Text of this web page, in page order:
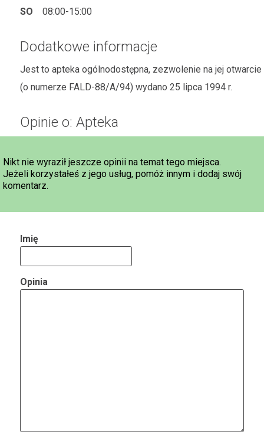
SO
08:00-15:00
Dodatkowe informacje
Jest to apteka ogólnodostępna, zezwolenie na jej otwarcie
(o numerze FALD-88/A/94) wydano 25 lipca 1994 r.
Opinie o: Apteka
Nikt nie wyraził jeszcze opinii na temat tego miejsca.
Jeżeli korzystałeś z jego usług, pomóż innym i dodaj swój
komentarz.
Imię
Opinia